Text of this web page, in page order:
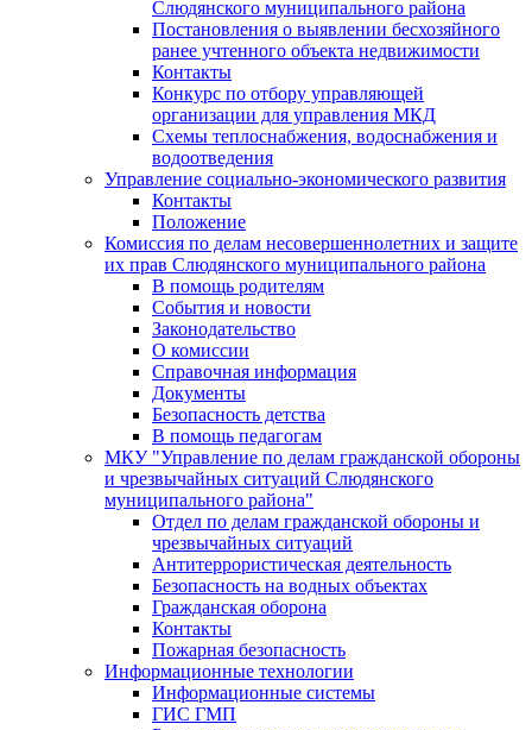
Слюдянского муниципального района
Постановления о выявлении бесхозяйного
ранее учтенного объекта недвижимости
Контакты
Конкурс по отбору управляющей
организации для управления МКД
Схемы теплоснабжения, водоснабжения и
водоотведения
Управление социально-экономического развития
Контакты
Положение
Комиссия по делам несовершеннолетних и защите
их прав Слюдянского муниципального района
В помощь родителям
События и новости
Законодательство
О комиссии
Справочная информация
Документы
Безопасность детства
В помощь педагогам
МКУ "Управление по делам гражданской обороны
и чрезвычайных ситуаций Слюдянского
муниципального района"
Отдел по делам гражданской обороны и
чрезвычайных ситуаций
Антитеррористическая деятельность
Безопасность на водных объектах
Гражданская оборона
Контакты
Пожарная безопасность
Информационные технологии
Информационные системы
ГИС ГМП